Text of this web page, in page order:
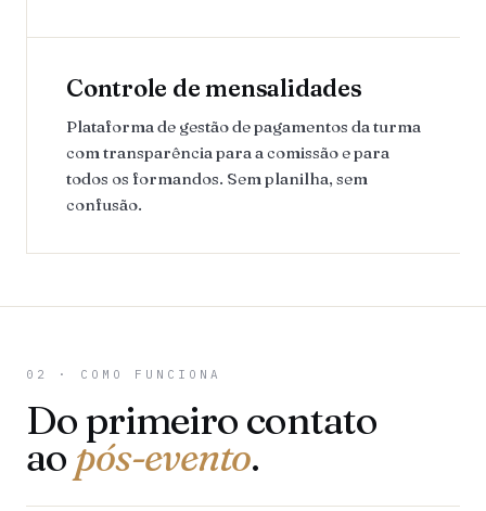
Controle de mensalidades
Plataforma de gestão de pagamentos da turma
com transparência para a comissão e para
todos os formandos. Sem planilha, sem
confusão.
02 · COMO FUNCIONA
Do primeiro contato
ao pós-evento.